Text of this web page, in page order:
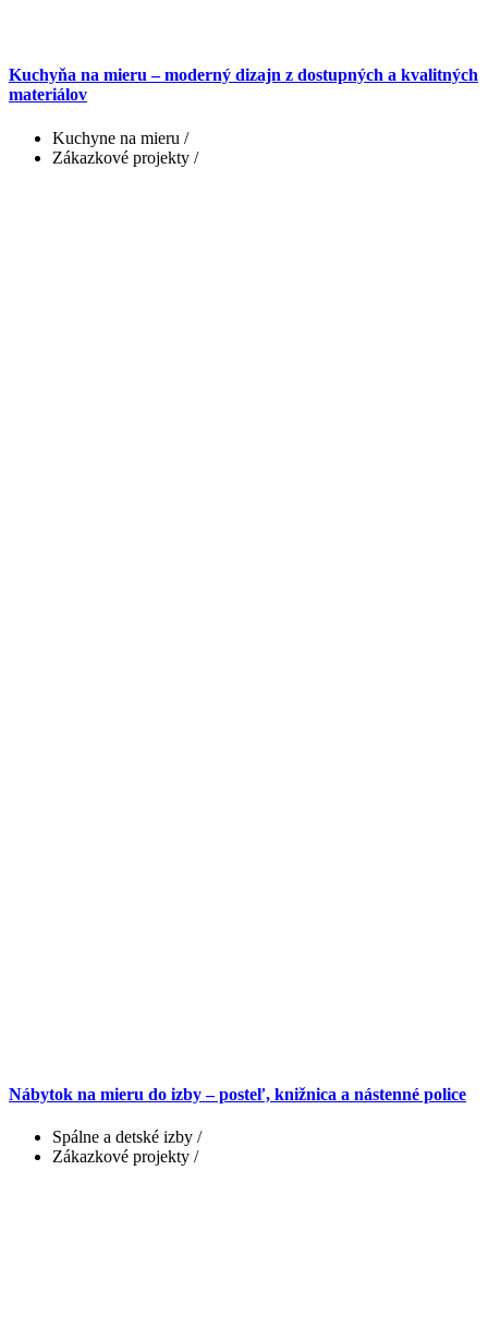
Kuchyňa na mieru – moderný dizajn z dostupných a kvalitných
materiálov
Kuchyne na mieru /
Zákazkové projekty /
Nábytok na mieru do izby – posteľ, knižnica a nástenné police
Spálne a detské izby /
Zákazkové projekty /